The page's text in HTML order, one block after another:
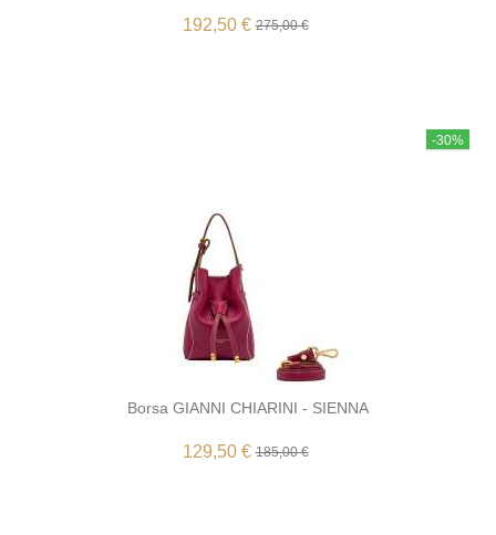
192,50 €275,00 €
-30%
Borsa GIANNI CHIARINI - SIENNA
129,50 €185,00 €